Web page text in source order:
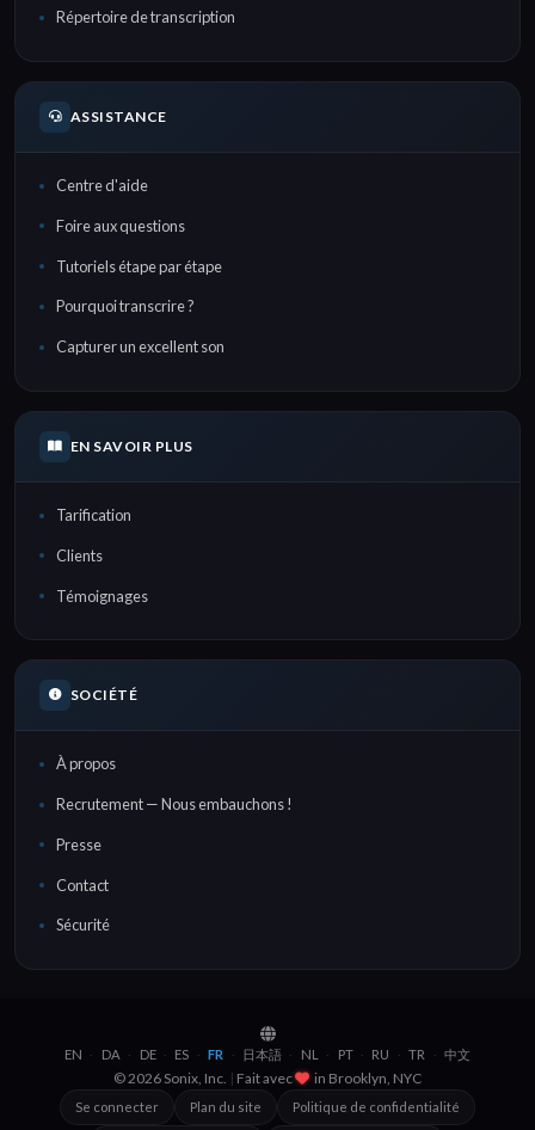
Répertoire de transcription
ASSISTANCE
Centre d'aide
Foire aux questions
Tutoriels étape par étape
Pourquoi transcrire ?
Capturer un excellent son
EN SAVOIR PLUS
Tarification
Clients
Témoignages
SOCIÉTÉ
À propos
Recrutement — Nous embauchons !
Presse
Contact
Sécurité
EN · DA · DE · ES · FR · 日本語 · NL · PT · RU · TR · 中文
© 2026 Sonix, Inc. | Fait avec in Brooklyn, NYC
Se connecter Plan du site Politique de confidentialité